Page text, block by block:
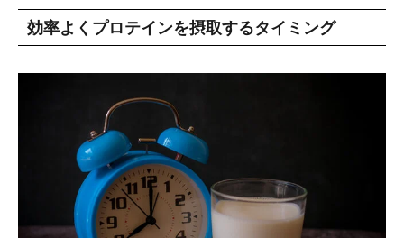
効率よくプロテインを摂取するタイミング